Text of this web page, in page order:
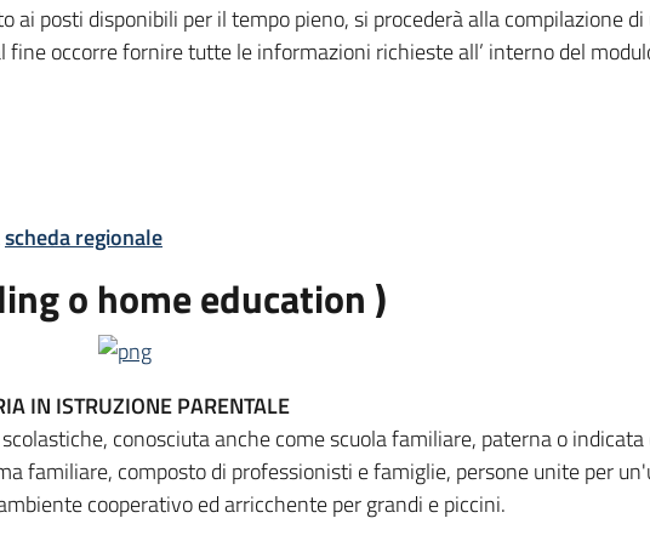
posti disponibili per il tempo pieno, si procederà alla compilazione
occorre fornire tutte le informazioni richieste all’ interno del
scheda regionale
o home education )
IN ISTRUZIONE PARENTALE
conosciuta anche come scuola familiare, paterna o
familiare, composto di professionisti e famiglie, persone unite per
cooperativo ed arricchente per grandi e piccini.